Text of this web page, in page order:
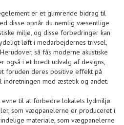
er et glimrende bidrag til
disse opnår du nemlig væsentlige
miljø, og disse forbedringer kan
løft i medarbejdernes trivsel,
så fås moderne akustiske
i et bredt udvalg af designs,
foruden deres positive effekt på
indretningen med æstetik og andet.
evne til at forbedre lokalets lydmiljø
som vægpanelerne er produceret i.
materiale, som vægpanelerne